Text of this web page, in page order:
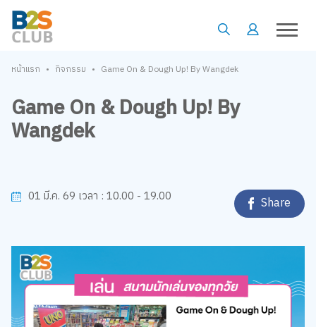
หน้าแรก • กิจกรรม • Game On & Dough Up! By Wangdek
Game On & Dough Up! By
Wangdek
01 มี.ค. 69 เวลา : 10.00 - 19.00 Share